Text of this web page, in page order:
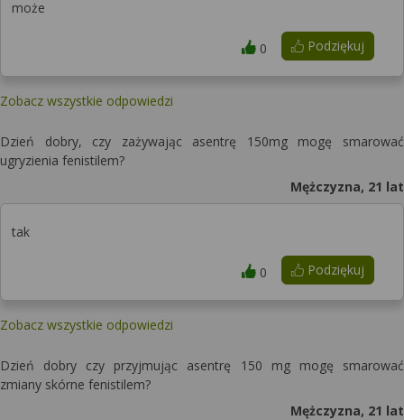
może
Podziękuj
0
Zobacz wszystkie odpowiedzi
Dzień dobry, czy zażywając asentrę 150mg mogę smarować
ugryzienia fenistilem?
Mężczyzna, 21 lat
tak
Podziękuj
0
Zobacz wszystkie odpowiedzi
Dzień dobry czy przyjmując asentrę 150 mg mogę smarować
zmiany skórne fenistilem?
Mężczyzna, 21 lat